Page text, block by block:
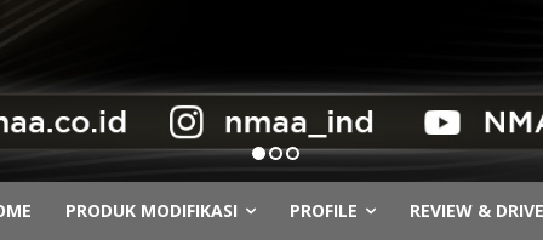
PRODUK MODIFIKASI PROFILE REVIEW & DRIVE